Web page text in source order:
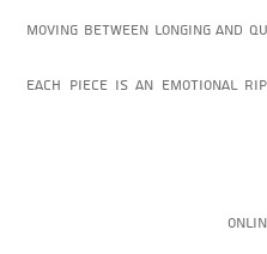
moving between longing and
Each piece is an emotional